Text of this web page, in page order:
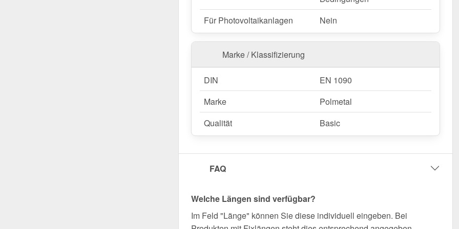
Für Photovoltaikanlagen
Nein
Marke / Klassifizierung
DIN
EN 1090
Marke
Polmetal
Qualität
Basic
FAQ
Welche Längen sind verfügbar?
Im Feld "Länge" können Sie diese individuell eingeben. Bei